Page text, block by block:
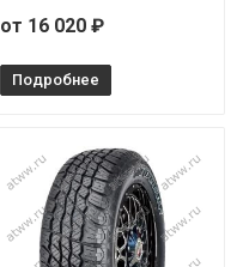
от 16 020 ₽
Подробнее